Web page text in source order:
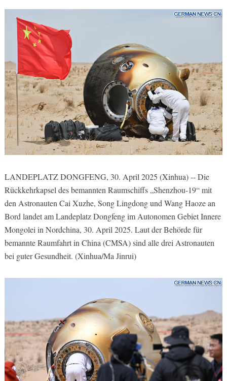
LANDEPLATZ DONGFENG, 30. April 2025 (Xinhua) -- Die
Rückkehrkapsel des bemannten Raumschiffs „Shenzhou-19“ mit
den Astronauten Cai Xuzhe, Song Lingdong und Wang Haoze an
Bord landet am Landeplatz Dongfeng im Autonomen Gebiet Innere
Mongolei in Nordchina, 30. April 2025. Laut der Behörde für
bemannte Raumfahrt in China (CMSA) sind alle drei Astronauten
bei guter Gesundheit. (Xinhua/Ma Jinrui)